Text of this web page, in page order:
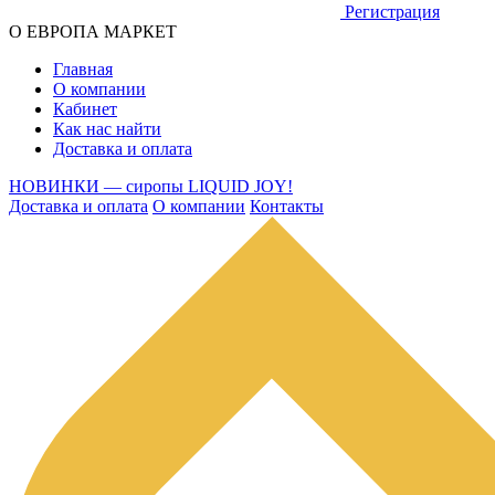
Регистрация
О ЕВРОПА МАРКЕТ
Главная
О компании
Кабинет
Как нас найти
Доставка и оплата
НОВИНКИ — сиропы LIQUID JOY!
Доставка и оплата О компании Контакты